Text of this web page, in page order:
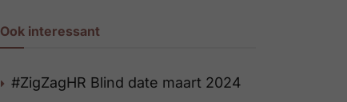
Ook interessant
#ZigZagHR Blind date maart 2024